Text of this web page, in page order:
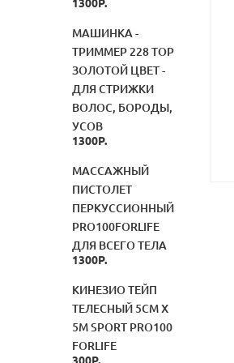
1300Р.
МАШИНКА -
ТРИММЕР 228 TOP
ЗОЛОТОЙ ЦВЕТ -
ДЛЯ СТРИЖКИ
ВОЛОС, БОРОДЫ,
УСОВ
1300Р.
МАССАЖНЫЙ
ПИСТОЛЕТ
ПЕРКУССИОННЫЙ
PRO100FORLIFE
ДЛЯ ВСЕГО ТЕЛА
1300Р.
КИНЕЗИО ТЕЙП
ТЕЛЕСНЫЙ 5СМ Х
5М SPORT PRO100
FORLIFE